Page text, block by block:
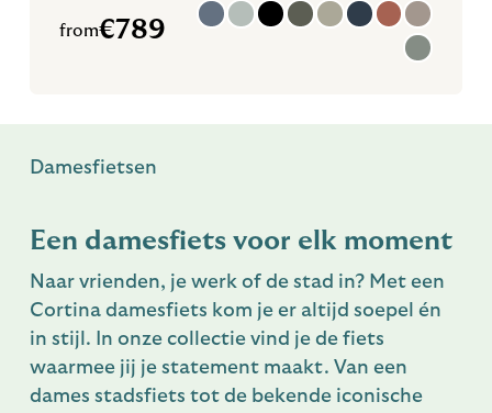
from€789
Damesfietsen
Een damesfiets voor elk moment
Naar vrienden, je werk of de stad in? Met een
Cortina damesfiets kom je er altijd soepel én
in stijl. In onze collectie vind je de fiets
waarmee jij je statement maakt. Van een
dames stadsfiets tot de bekende iconische